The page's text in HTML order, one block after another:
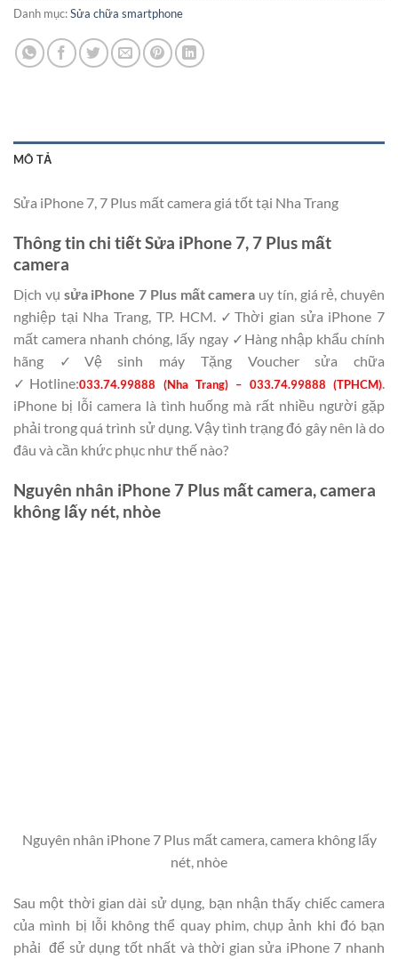
Danh mục:Sửa chữa smartphone
MÔ TẢ
Sửa iPhone 7, 7 Plus mất camera giá tốt tại Nha Trang
Thông tin chi tiết Sửa iPhone 7, 7 Plus mất
camera
Dịch vụ sửa iPhone 7 Plus mất camera uy tín, giá rẻ, chuyên
nghiệp tại Nha Trang, TP. HCM. ✓Thời gian sửa iPhone 7
mất camera nhanh chóng, lấy ngay ✓Hàng nhập khẩu chính
hãng ✓Vệ sinh máy Tặng Voucher sửa chữa
✓Hotline:033.74.99888 (Nha Trang) – 033.74.99888 (TPHCM).
iPhone bị lỗi camera là tình huống mà rất nhiều người gặp
phải trong quá trình sử dụng. Vậy tình trạng đó gây nên là do
đâu và cần khức phục như thế nào?
Nguyên nhân iPhone 7 Plus mất camera, camera
không lấy nét, nhòe
Nguyên nhân iPhone 7 Plus mất camera, camera không lấy
nét, nhòe
Sau một thời gian dài sử dụng, bạn nhận thấy chiếc camera
của mình bị lỗi không thể quay phim, chụp ảnh khi đó bạn
phải để sử dụng tốt nhất và thời gian sửa iPhone 7 nhanh